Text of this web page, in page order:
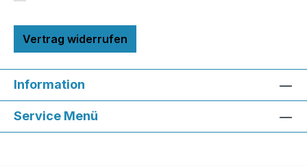
Vertrag widerrufen
Information
Service Menü